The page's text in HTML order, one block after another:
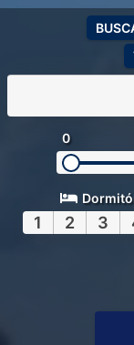
0
1 2 3